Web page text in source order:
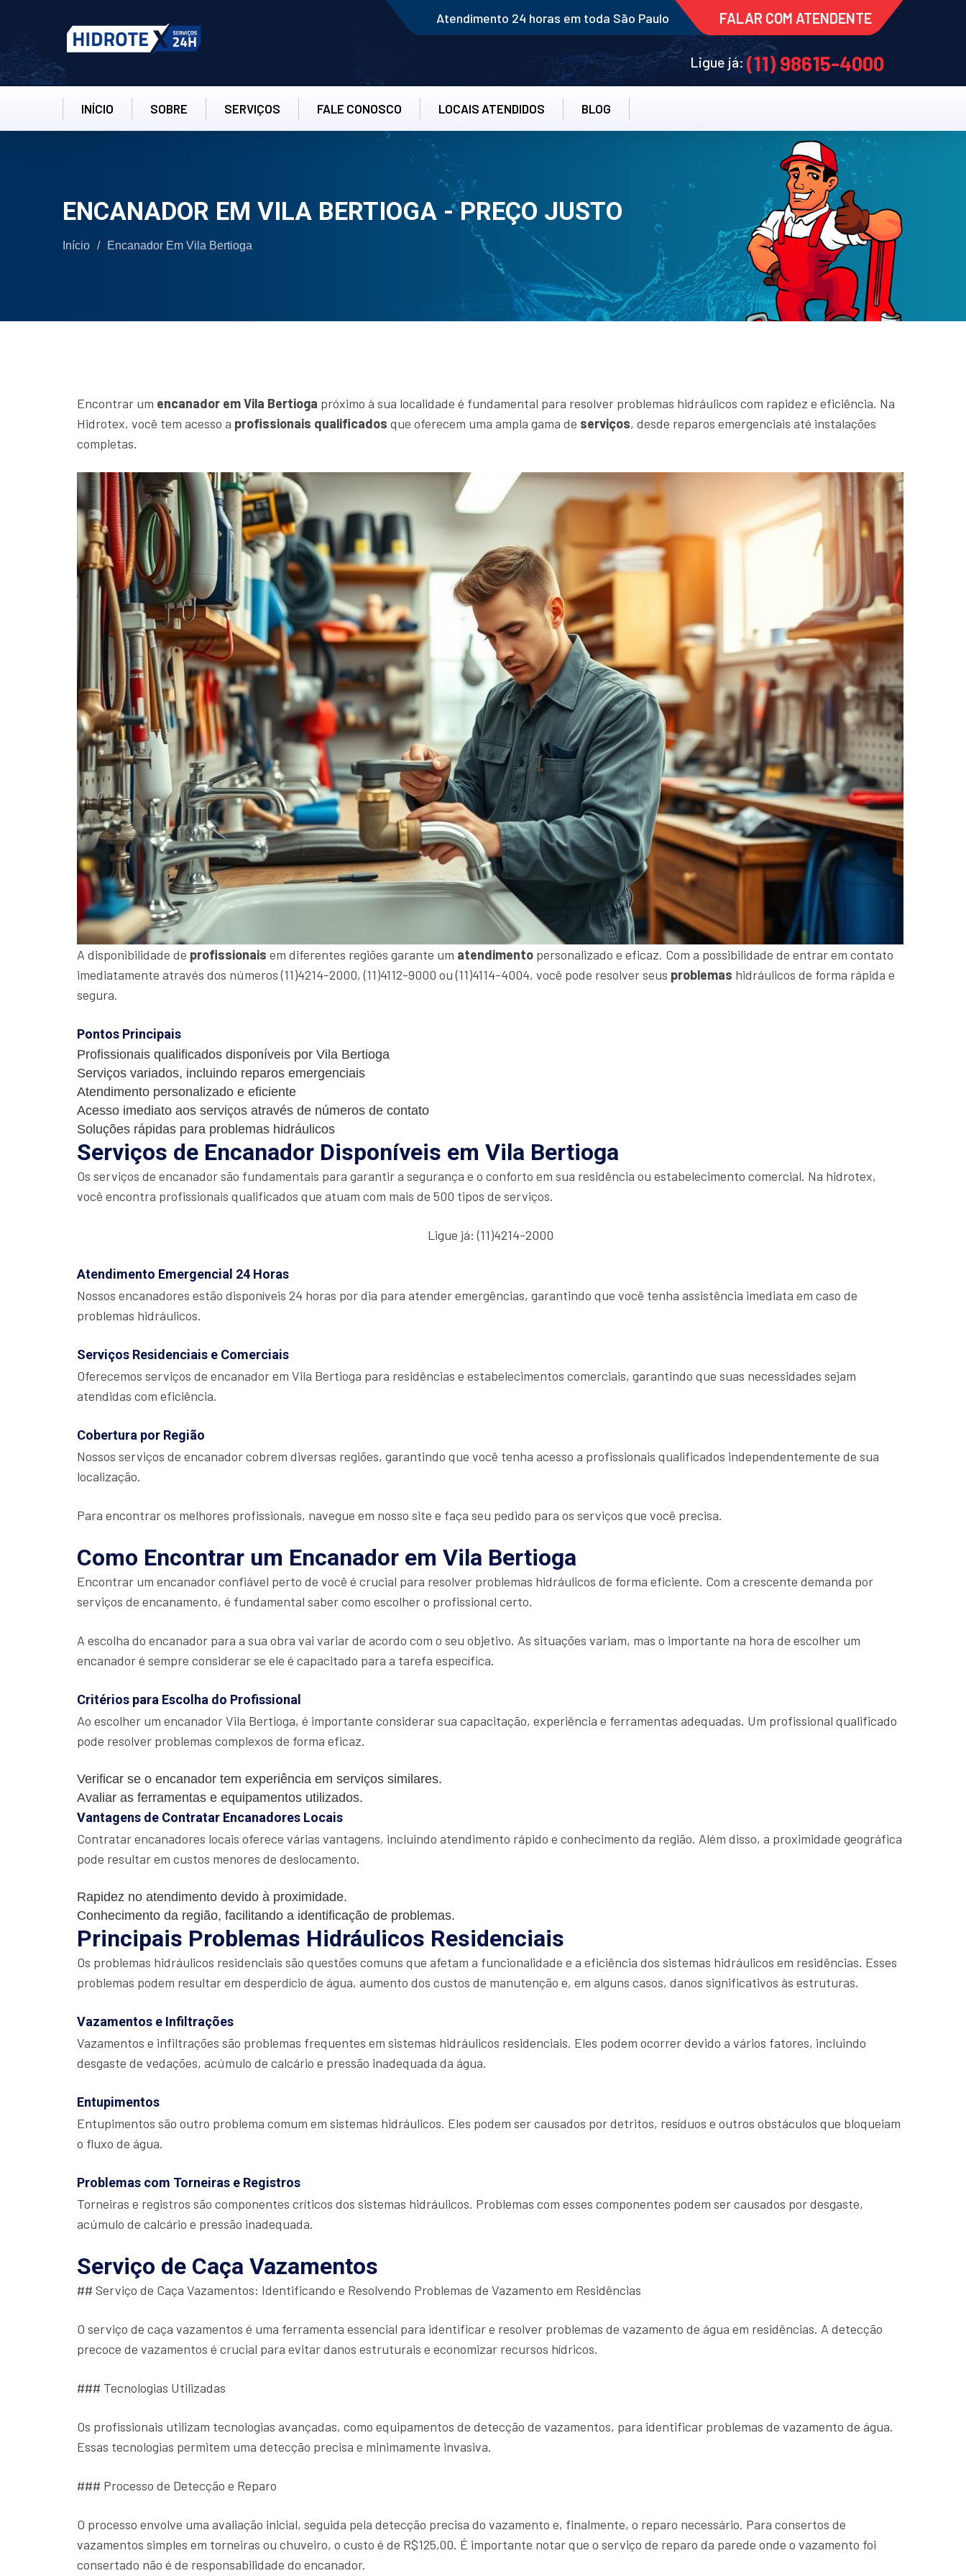
Atendimento 24 horas em toda São Paulo FALAR COM ATENDENTE
Ligue já: (11) 98615-4000
INÍCIO SOBRE SERVIÇOS FALE CONOSCO LOCAIS ATENDIDOS BLOG
ENCANADOR EM VILA BERTIOGA - PREÇO JUSTO
Início / Encanador Em Vila Bertioga
Encontrar um encanador em Vila Bertioga próximo à sua localidade é fundamental para resolver problemas hidráulicos com rapidez e eficiência. Na
Hidrotex, você tem acesso a profissionais qualificados que oferecem uma ampla gama de serviços, desde reparos emergenciais até instalações
completas.
A disponibilidade de profissionais em diferentes regiões garante um atendimento personalizado e eficaz. Com a possibilidade de entrar em contato
imediatamente através dos números (11)4214-2000, (11)4112-9000 ou (11)4114-4004, você pode resolver seus problemas hidráulicos de forma rápida e
segura.
Pontos Principais
Profissionais qualificados disponíveis por Vila Bertioga
Serviços variados, incluindo reparos emergenciais
Atendimento personalizado e eficiente
Acesso imediato aos serviços através de números de contato
Soluções rápidas para problemas hidráulicos
Serviços de Encanador Disponíveis em Vila Bertioga
Os serviços de encanador são fundamentais para garantir a segurança e o conforto em sua residência ou estabelecimento comercial. Na hidrotex,
você encontra profissionais qualificados que atuam com mais de 500 tipos de serviços.
Ligue já: (11)4214-2000
Atendimento Emergencial 24 Horas
Nossos encanadores estão disponíveis 24 horas por dia para atender emergências, garantindo que você tenha assistência imediata em caso de
problemas hidráulicos.
Serviços Residenciais e Comerciais
Oferecemos serviços de encanador em Vila Bertioga para residências e estabelecimentos comerciais, garantindo que suas necessidades sejam
atendidas com eficiência.
Cobertura por Região
Nossos serviços de encanador cobrem diversas regiões, garantindo que você tenha acesso a profissionais qualificados independentemente de sua
localização.
Para encontrar os melhores profissionais, navegue em nosso site e faça seu pedido para os serviços que você precisa.
Como Encontrar um Encanador em Vila Bertioga
Encontrar um encanador confiável perto de você é crucial para resolver problemas hidráulicos de forma eficiente. Com a crescente demanda por
serviços de encanamento, é fundamental saber como escolher o profissional certo.
A escolha do encanador para a sua obra vai variar de acordo com o seu objetivo. As situações variam, mas o importante na hora de escolher um
encanador é sempre considerar se ele é capacitado para a tarefa específica.
Critérios para Escolha do Profissional
Ao escolher um encanador Vila Bertioga, é importante considerar sua capacitação, experiência e ferramentas adequadas. Um profissional qualificado
pode resolver problemas complexos de forma eficaz.
Verificar se o encanador tem experiência em serviços similares.
Avaliar as ferramentas e equipamentos utilizados.
Vantagens de Contratar Encanadores Locais
Contratar encanadores locais oferece várias vantagens, incluindo atendimento rápido e conhecimento da região. Além disso, a proximidade geográfica
pode resultar em custos menores de deslocamento.
Rapidez no atendimento devido à proximidade.
Conhecimento da região, facilitando a identificação de problemas.
Principais Problemas Hidráulicos Residenciais
Os problemas hidráulicos residenciais são questões comuns que afetam a funcionalidade e a eficiência dos sistemas hidráulicos em residências. Esses
problemas podem resultar em desperdício de água, aumento dos custos de manutenção e, em alguns casos, danos significativos às estruturas.
Vazamentos e Infiltrações
Vazamentos e infiltrações são problemas frequentes em sistemas hidráulicos residenciais. Eles podem ocorrer devido a vários fatores, incluindo
desgaste de vedações, acúmulo de calcário e pressão inadequada da água.
Entupimentos
Entupimentos são outro problema comum em sistemas hidráulicos. Eles podem ser causados por detritos, resíduos e outros obstáculos que bloqueiam
o fluxo de água.
Problemas com Torneiras e Registros
Torneiras e registros são componentes críticos dos sistemas hidráulicos. Problemas com esses componentes podem ser causados por desgaste,
acúmulo de calcário e pressão inadequada.
Serviço de Caça Vazamentos
## Serviço de Caça Vazamentos: Identificando e Resolvendo Problemas de Vazamento em Residências
O serviço de caça vazamentos é uma ferramenta essencial para identificar e resolver problemas de vazamento de água em residências. A detecção
precoce de vazamentos é crucial para evitar danos estruturais e economizar recursos hídricos.
### Tecnologias Utilizadas
Os profissionais utilizam tecnologias avançadas, como equipamentos de detecção de vazamentos, para identificar problemas de vazamento de água.
Essas tecnologias permitem uma detecção precisa e minimamente invasiva.
### Processo de Detecção e Reparo
O processo envolve uma avaliação inicial, seguida pela detecção precisa do vazamento e, finalmente, o reparo necessário. Para consertos de
vazamentos simples em torneiras ou chuveiro, o custo é de R$125,00. É importante notar que o serviço de reparo da parede onde o vazamento foi
consertado não é de responsabilidade do encanador.